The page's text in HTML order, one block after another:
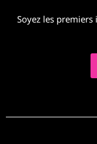
Soyez les